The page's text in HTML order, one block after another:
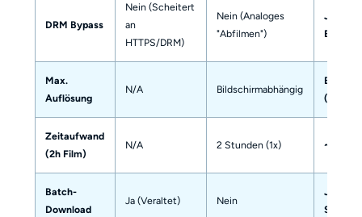
DRM Bypass
Nein (Scheitert
an
HTTPS/DRM)
Nein (Analoges
"Abfilmen")
Ja
Max.
Auflösung
N/A Bildschirmabhängig
Bis 4K/
Zeitaufwand
(2h Film)
N/A 2 Stunden (1x) ~15
Batch-
Download
Ja (Veraltet) Nein
Ja